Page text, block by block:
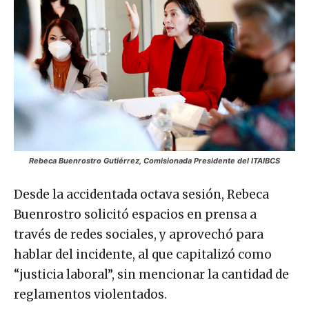
Rebeca Buenrostro Gutiérrez, Comisionada Presidente del ITAIBCS
Desde la accidentada octava sesión, Rebeca
Buenrostro solicitó espacios en prensa a
través de redes sociales, y aprovechó para
hablar del incidente, al que capitalizó como
“justicia laboral”, sin mencionar la cantidad de
reglamentos violentados.